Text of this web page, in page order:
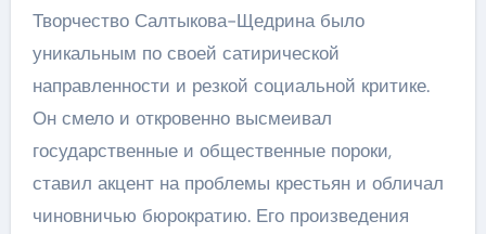
Творчество Салтыкова-Щедрина было
уникальным по своей сатирической
направленности и резкой социальной критике.
Он смело и откровенно высмеивал
государственные и общественные пороки,
ставил акцент на проблемы крестьян и обличал
чиновничью бюрократию. Его произведения